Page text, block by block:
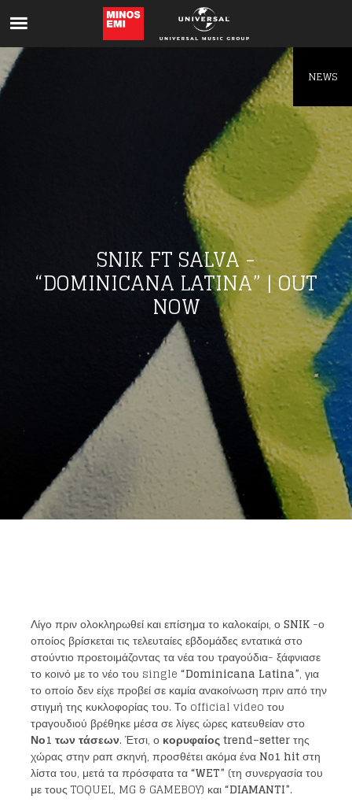
SNIK FT SALVA -
“DOMINICANA LATINA” | OUT
NOW
Λίγο πριν ολοκληρωθεί και επίσημα το καλοκαίρι, οSNIK-ο
οποίος βρίσκεται τις τελευταίες εβδομάδες εντατικά στο
στούντιο προετοιμάζοντας τα νέα του τραγούδια- ξάφνιασε
το κοινό με το νέο του single “Dominicana Latina”, για
το οποίο δεν είχε προβεί σε καμία ανακοίνωση πριν από την
στιγμή της κυκλοφορίας του. Το official video του
τραγουδιού βρέθηκε μέσα σε λίγες ώρες κατευθείαν στο
Νο1 των τάσεων. Έτσι, ο κορυφαίοςtrend–setterτης
χώρας στην ραπ σκηνή, προσθέτει ακόμα ένα No1 hitστη
λίστα του, μετά τα πρόσφατα τα“WET” (τη συνεργασία του
με τους TOQUEL, MG & GAMEBOY) και“DIAMANTI”.
NEWS
Like being first?
Get news from your favorite artists before
everyone else.